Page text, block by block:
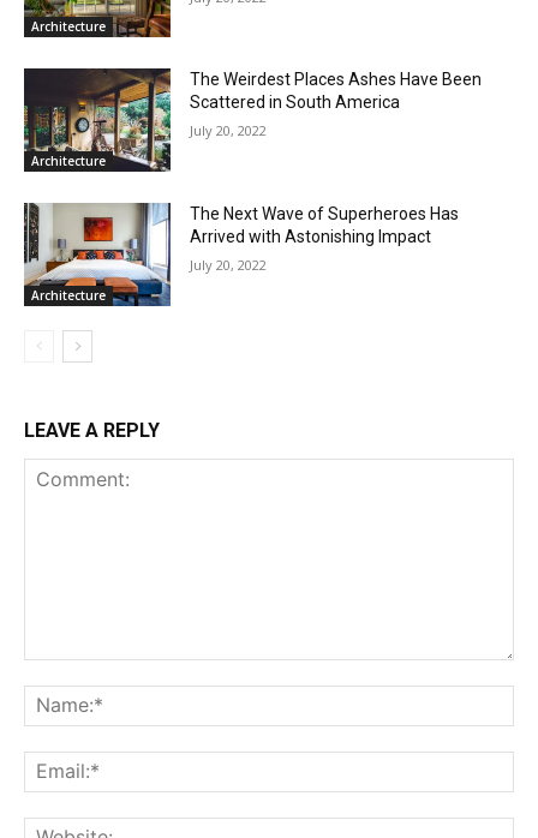
Architecture
Architecture
The Weirdest Places Ashes Have Been
Scattered in South America
July 20, 2022
Architecture
The Next Wave of Superheroes Has
Arrived with Astonishing Impact
July 20, 2022
LEAVE A REPLY